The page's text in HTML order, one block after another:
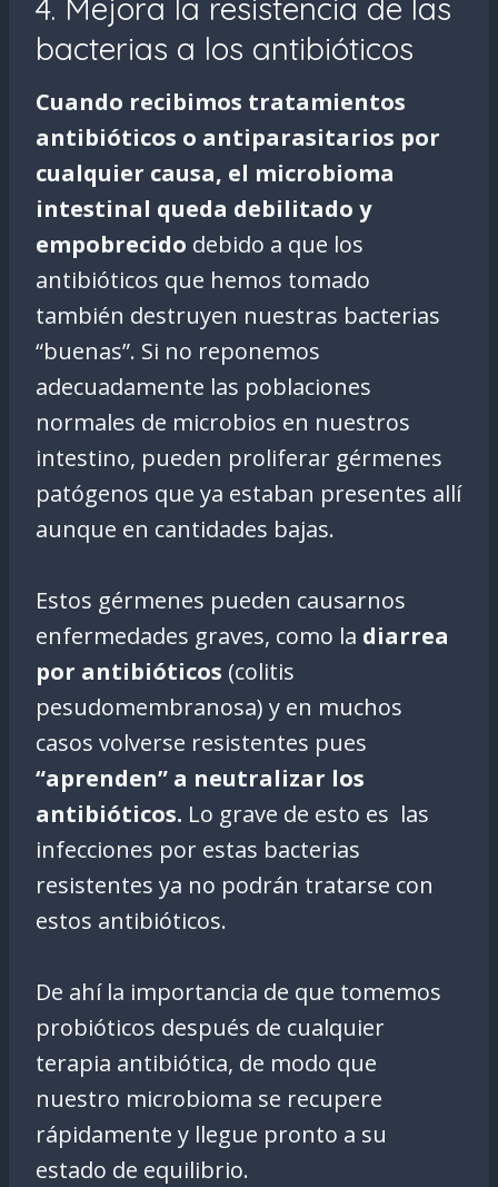
4. Mejora la resistencia de las
bacterias a los antibióticos
Cuando recibimos tratamientos
antibióticos o antiparasitarios por
cualquier causa, el microbioma
intestinal queda debilitado y
empobrecido debido a que los
antibióticos que hemos tomado
también destruyen nuestras bacterias
“buenas”. Si no reponemos
adecuadamente las poblaciones
normales de microbios en nuestros
intestino, pueden proliferar gérmenes
patógenos que ya estaban presentes allí
aunque en cantidades bajas.
Estos gérmenes pueden causarnos
enfermedades graves, como la diarrea
por antibióticos (colitis
pesudomembranosa) y en muchos
casos volverse resistentes pues
“aprenden” a neutralizar los
antibióticos. Lo grave de esto es las
infecciones por estas bacterias
resistentes ya no podrán tratarse con
estos antibióticos.
De ahí la importancia de que tomemos
probióticos después de cualquier
terapia antibiótica, de modo que
nuestro microbioma se recupere
rápidamente y llegue pronto a su
estado de equilibrio.